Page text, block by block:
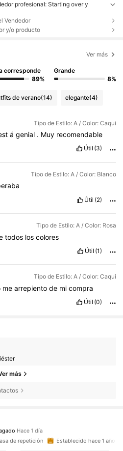
profesional: Starting over y
Vendedor
y/o producto
Ver más
corresponde
89%
Grande
8%
de verano(14) elegante(4)
Tipo de Estilo: A / Color: Caqui
ágenial . Muy recomendable
Útil (3)
Tipo de Estilo: A / Color: Blanco
Útil (2)
Tipo de Estilo: A / Color: Rosa
todos los colores
Útil (1)
Tipo de Estilo: A / Color: Caqui
me arrepiento de mi compra
Útil (0)
más
Hace 1 día
Hace 1 día
Seguidores
de repetición Establecido hace 1 año